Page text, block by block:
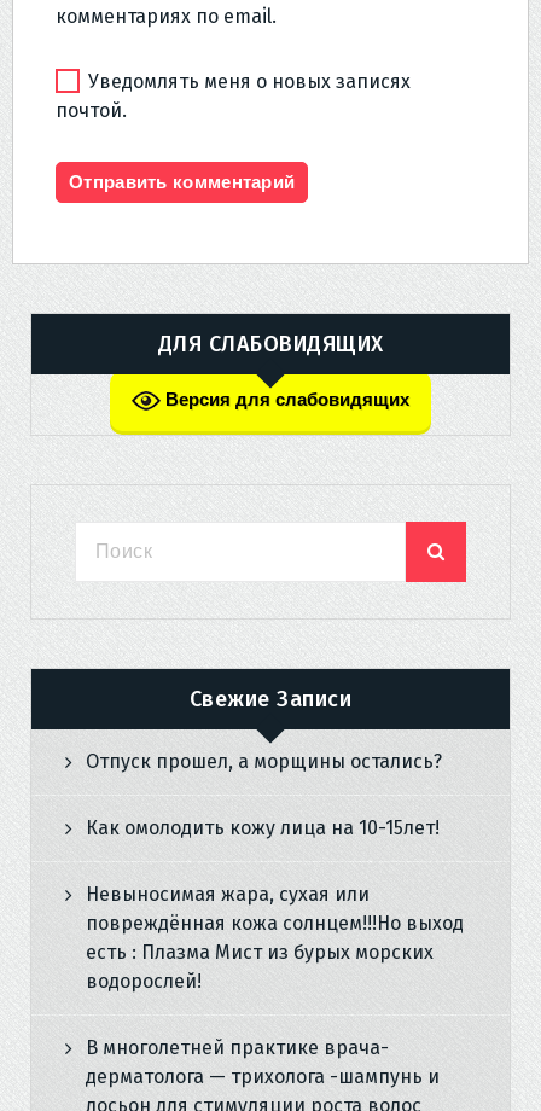
комментариях по email.
Уведомлять меня о новых записях
почтой.
ДЛЯ СЛАБОВИДЯЩИХ
Версия для слабовидящих
Свежие Записи
Отпуск прошел, а морщины остались?
Как омолодить кожу лица на 10-15лет!
Невыносимая жара, сухая или
повреждённая кожа солнцем!!!Но выход
есть : Плазма Мист из бурых морских
водорослей!
В многолетней практике врача-
дерматолога — трихолога -шампунь и
лосьон для стимуляции роста волос